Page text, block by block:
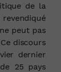
de la
peut pas
discours
dernier
25 pays